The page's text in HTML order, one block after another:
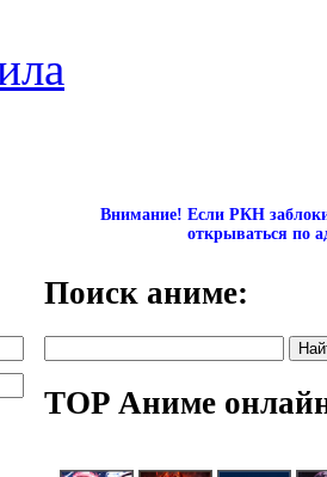
Внимание! Если РКН
открываться по
Поиск аниме:
TOP Аниме